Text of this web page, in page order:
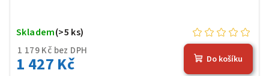
1 179 Kč bez DPH
1 427 Kč
Skladem(>5 ks)
Do košíku